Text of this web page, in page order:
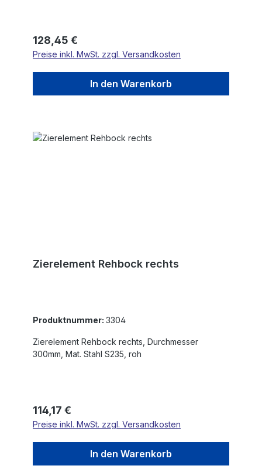
Regulärer Preis:
128,45 €
Preise inkl. MwSt. zzgl. Versandkosten
In den Warenkorb
Zierelement Rehbock rechts
Produktnummer: 3304
Zierelement Rehbock rechts, Durchmesser
300mm, Mat. Stahl S235, roh
Regulärer Preis:
114,17 €
Preise inkl. MwSt. zzgl. Versandkosten
In den Warenkorb